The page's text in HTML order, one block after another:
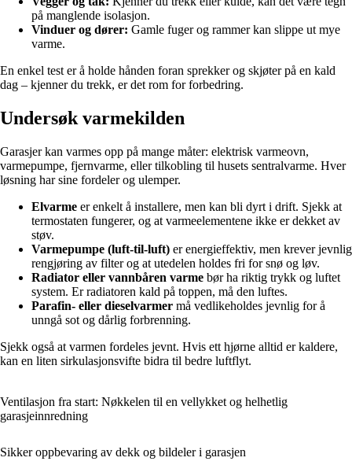
på manglende isolasjon.
Vinduer og dører: Gamle fuger og rammer kan slippe ut mye
varme.
En enkel test er å holde hånden foran sprekker og skjøter på en kald
dag – kjenner du trekk, er det rom for forbedring.
Undersøk varmekilden
Garasjer kan varmes opp på mange måter: elektrisk varmeovn,
varmepumpe, fjernvarme, eller tilkobling til husets sentralvarme. Hver
løsning har sine fordeler og ulemper.
Elvarme er enkelt å installere, men kan bli dyrt i drift. Sjekk at
termostaten fungerer, og at varmeelementene ikke er dekket av
støv.
Varmepumpe (luft-til-luft) er energieffektiv, men krever jevnlig
rengjøring av filter og at utedelen holdes fri for snø og løv.
Radiator eller vannbåren varme bør ha riktig trykk og luftet
system. Er radiatoren kald på toppen, må den luftes.
Parafin- eller dieselvarmer må vedlikeholdes jevnlig for å
unngå sot og dårlig forbrenning.
Sjekk også at varmen fordeles jevnt. Hvis ett hjørne alltid er kaldere,
kan en liten sirkulasjonsvifte bidra til bedre luftflyt.
Ventilasjon fra start: Nøkkelen til en vellykket og helhetlig
garasjeinnredning
Sikker oppbevaring av dekk og bildeler i garasjen